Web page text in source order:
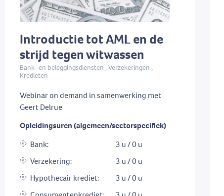
Introductie tot AML en de
strijd tegen witwassen
Bank- en beleggingsdiensten , Verzekeringen ,
Kredieten
Webinar on demand in samenwerking met
Geert Delrue
Opleidingsuren (algemeen/sectorspecifiek)
Bank:
3 u / 0 u
Verzekering:
3 u / 0 u
Hypothecair krediet:
3 u / 0 u